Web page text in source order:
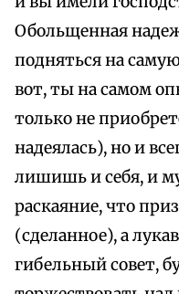
Обольщенная
подняться на
вот, ты на самом
только не
надеялась), но и
лишишь и себя, и
раскаяние, что
(сделанное), а
гибельный совет,